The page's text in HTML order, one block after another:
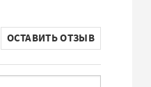
ОСТАВИТЬ ОТЗЫВ